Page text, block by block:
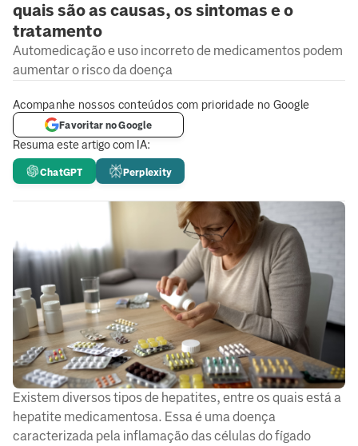
quais são as causas, os sintomas e o
tratamento
Automedicação e uso incorreto de medicamentos podem
aumentar o risco da doença
Resuma este artigo com IA:
ChatGPT Perplexity
Acompanhe nossos conteúdos com prioridade no Google
Favoritar no Google
Existem diversos tipos de hepatites, entre os quais está a
hepatite medicamentosa. Essa é uma doença
caracterizada pela inflamação das células do fígado